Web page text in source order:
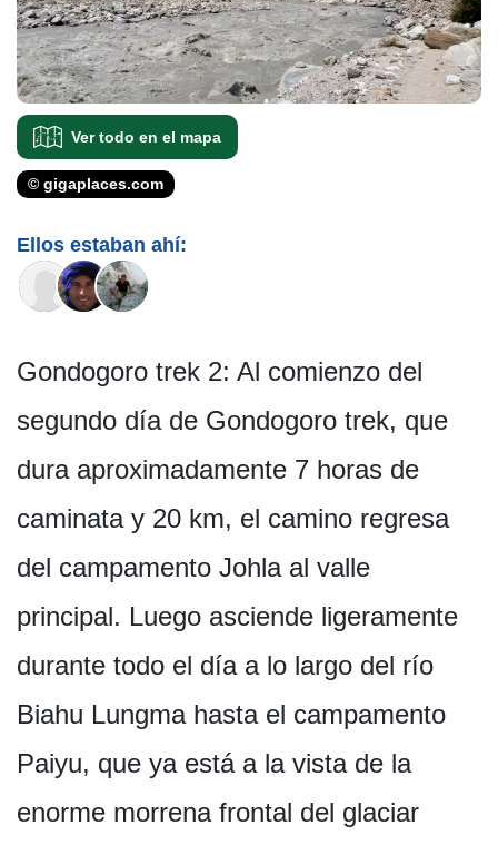
Ver todo en el mapa
© gigaplaces.com
Ellos estaban ahí:
Gondogoro trek 2: Al comienzo del
segundo día de Gondogoro trek, que
dura aproximadamente 7 horas de
caminata y 20 km, el camino regresa
del campamento Johla al valle
principal. Luego asciende ligeramente
durante todo el día a lo largo del río
Biahu Lungma hasta el campamento
Paiyu, que ya está a la vista de la
enorme morrena frontal del glaciar